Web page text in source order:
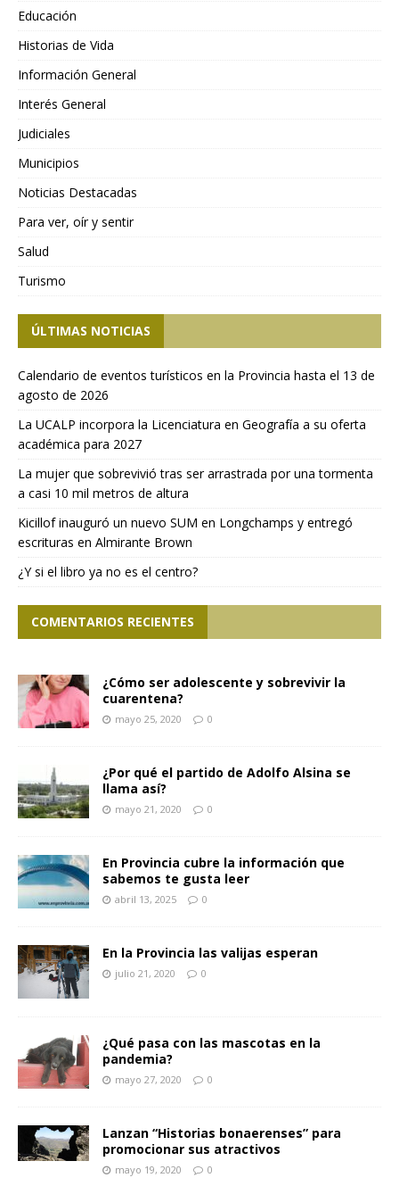
Educación
Historias de Vida
Información General
Interés General
Judiciales
Municipios
Noticias Destacadas
Para ver, oír y sentir
Salud
Turismo
ÚLTIMAS NOTICIAS
Calendario de eventos turísticos en la Provincia hasta el 13 de
agosto de 2026
La UCALP incorpora la Licenciatura en Geografía a su oferta
académica para 2027
La mujer que sobrevivió tras ser arrastrada por una tormenta
a casi 10 mil metros de altura
Kicillof inauguró un nuevo SUM en Longchamps y entregó
escrituras en Almirante Brown
¿Y si el libro ya no es el centro?
COMENTARIOS RECIENTES
¿Cómo ser adolescente y sobrevivir la
cuarentena?
mayo 25, 2020 0
¿Por qué el partido de Adolfo Alsina se
llama así?
mayo 21, 2020 0
En Provincia cubre la información que
sabemos te gusta leer
abril 13, 2025 0
En la Provincia las valijas esperan
julio 21, 2020 0
¿Qué pasa con las mascotas en la
pandemia?
mayo 27, 2020 0
Lanzan “Historias bonaerenses” para
promocionar sus atractivos
mayo 19, 2020 0